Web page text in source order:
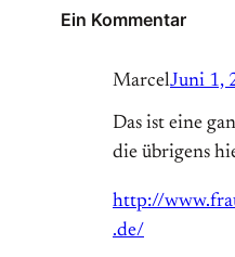
Ein Kommentar
MarcelJuni 1,
Das ist eine
die übrigens
http://
.de/